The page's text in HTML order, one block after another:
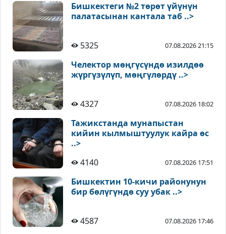
Бишкектеги №2 төрөт үйүнүн
палатасынан кантала таб ..>
5325 07.08.2026 21:15
Челектор мөңгүсүндө изилдөө
жүргүзүлүп, мөңгүлөрдү ..>
4327 07.08.2026 18:02
Тажикстанда мунапыстан
кийин кылмыштуулук кайра өс
..>
4140
07.08.2026 17:51
Бишкектин 10-кичи районунун
бир бөлүгүндө суу убак ..>
4587 07.08.2026 17:46